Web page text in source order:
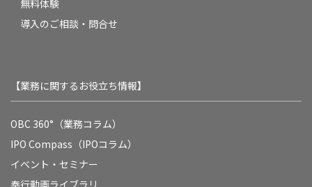
無料体験
導入のご相談・問合せ
【業務に関するお役立ち情報】
OBC 360°（業務コラム）
IPO Compass（IPOコラム）
イベント・セミナー
奉行動画ライブラリ